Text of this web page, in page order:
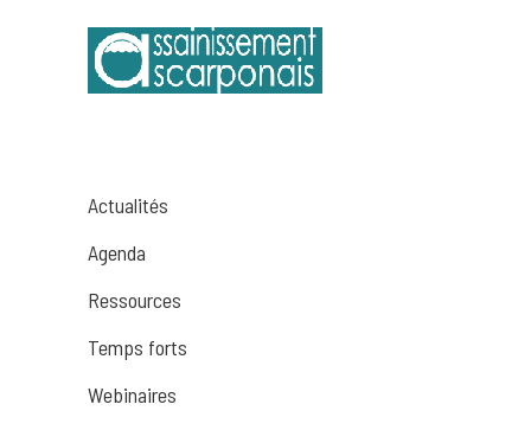
Actualités
Agenda
Ressources
Temps forts
Webinaires